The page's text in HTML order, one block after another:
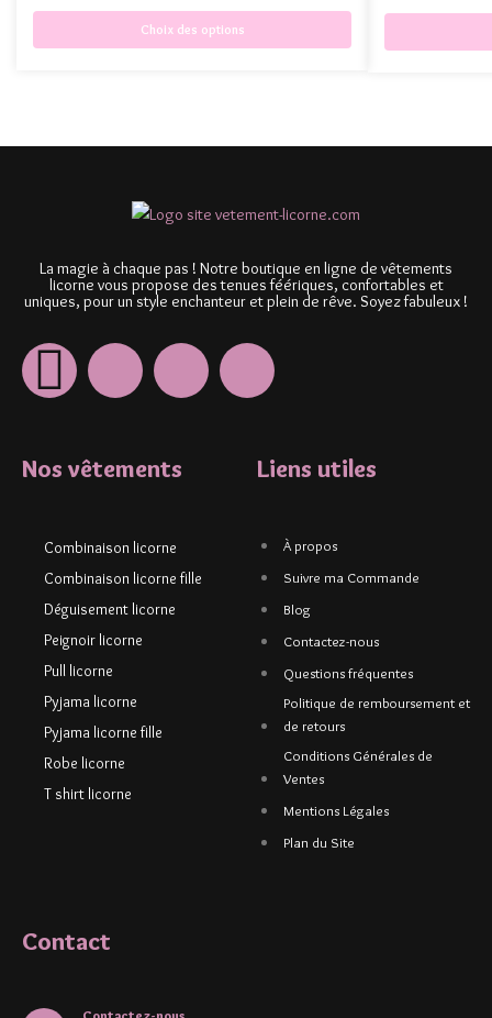
Choix des options
La magie à chaque pas ! Notre boutique en ligne de vêtements
licorne vous propose des tenues féériques, confortables et
uniques, pour un style enchanteur et plein de rêve. Soyez fabuleux !
Nos vêtements
Combinaison licorne
Combinaison licorne fille
Déguisement licorne
Peignoir licorne
Pull licorne
Pyjama licorne
Pyjama licorne fille
Robe licorne
T shirt licorne
Liens utiles
À propos
Suivre ma Commande
Blog
Contactez-nous
Questions fréquentes
Politique de remboursement et
de retours
Conditions Générales de
Ventes
Mentions Légales
Plan du Site
Contact